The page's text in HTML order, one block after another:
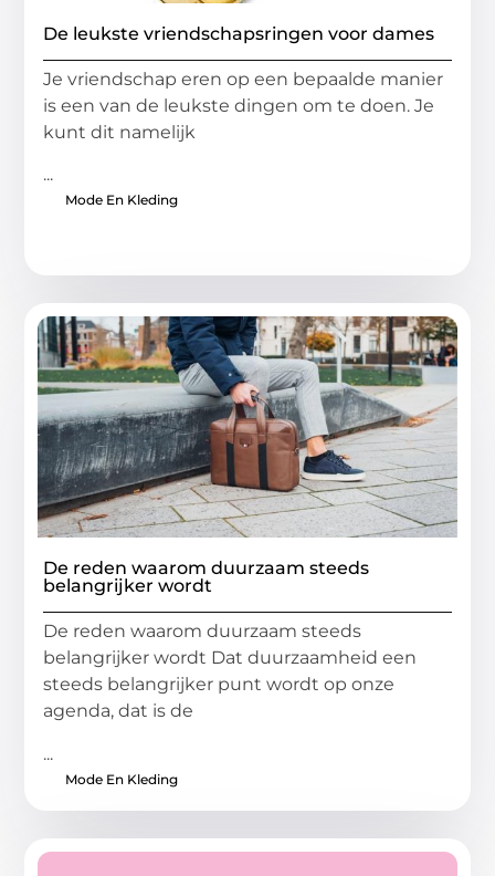
De leukste vriendschapsringen voor dames
Je vriendschap eren op een bepaalde manier
is een van de leukste dingen om te doen. Je
kunt dit namelijk
...
Mode En Kleding
De reden waarom duurzaam steeds
belangrijker wordt
De reden waarom duurzaam steeds
belangrijker wordt Dat duurzaamheid een
steeds belangrijker punt wordt op onze
agenda, dat is de
...
Mode En Kleding